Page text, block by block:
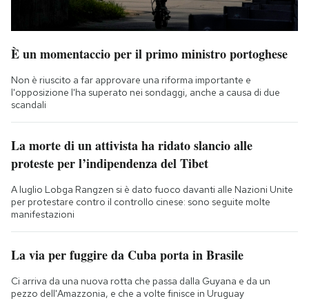
È un momentaccio per il primo ministro portoghese
Non è riuscito a far approvare una riforma importante e
l'opposizione l'ha superato nei sondaggi, anche a causa di due
scandali
La morte di un attivista ha ridato slancio alle
proteste per l’indipendenza del Tibet
A luglio Lobga Rangzen si è dato fuoco davanti alle Nazioni Unite
per protestare contro il controllo cinese: sono seguite molte
manifestazioni
La via per fuggire da Cuba porta in Brasile
Ci arriva da una nuova rotta che passa dalla Guyana e da un
pezzo dell'Amazzonia, e che a volte finisce in Uruguay